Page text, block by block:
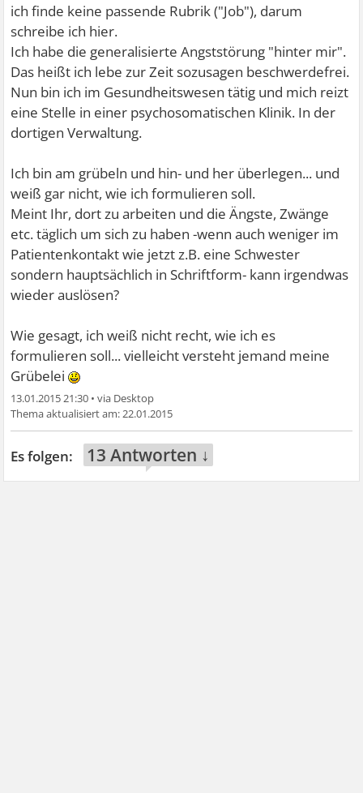
ich finde keine passende Rubrik ("Job"), darum
schreibe ich hier.
Ich habe die generalisierte Angststörung "hinter mir".
Das heißt ich lebe zur Zeit sozusagen beschwerdefrei.
Nun bin ich im Gesundheitswesen tätig und mich reizt
eine Stelle in einer psychosomatischen Klinik. In der
dortigen Verwaltung.
Ich bin am grübeln und hin- und her überlegen... und
weiß gar nicht, wie ich formulieren soll.
Meint Ihr, dort zu arbeiten und die Ängste, Zwänge
etc. täglich um sich zu haben -wenn auch weniger im
Patientenkontakt wie jetzt z.B. eine Schwester
sondern hauptsächlich in Schriftform- kann irgendwas
wieder auslösen?
Wie gesagt, ich weiß nicht recht, wie ich es
formulieren soll... vielleicht versteht jemand meine
Grübelei
13.01.2015 21:30 •
22.01.2015
13 Antworten ↓